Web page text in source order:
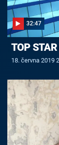
32:47
TOP
18. června 2019